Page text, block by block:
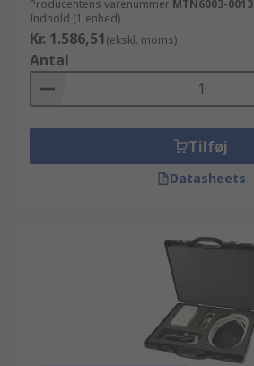
Producentens varenummer MTN6003-0013
Indhold (1 enhed)
Kr. 1.586,51(ekskl. moms)
Antal
Tilføj
Datasheets